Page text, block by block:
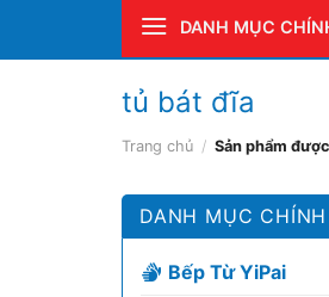
DANH MỤC
tủ bát đĩa
Trang chủ / Sản phẩm
DANH MỤC CHÍNH
Bếp Từ YiPai